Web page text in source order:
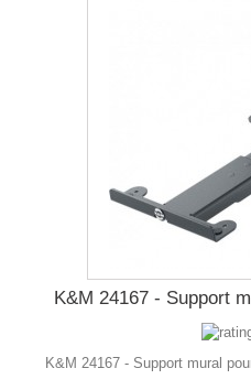
K&M 24167 - Support
K&M 24167 - Support mural